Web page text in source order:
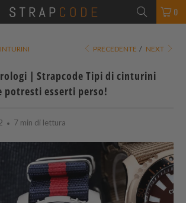
0
PRECEDENTE / NEXT
|Strapcode Tipi di cinturini
potresti esserti perso!
7 min di lettura